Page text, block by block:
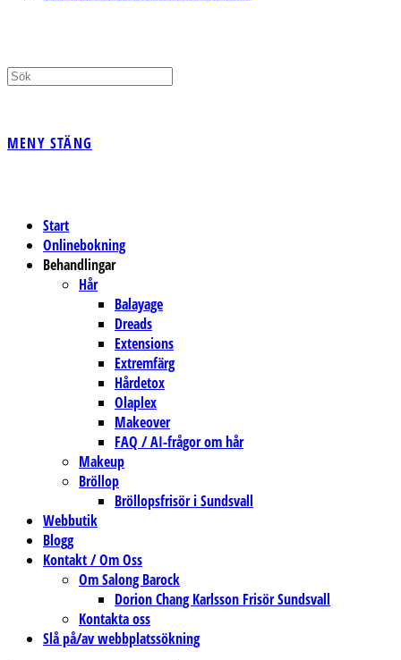
MENY STÄNG
Start
Onlinebokning
Behandlingar
Hår
Balayage
Dreads
Extensions
Extremfärg
Hårdetox
Olaplex
Makeover
FAQ / AI-frågor om hår
Makeup
Bröllop
Bröllopsfrisör i Sundsvall
Webbutik
Blogg
Kontakt / Om Oss
Om Salong Barock
Dorion Chang Karlsson Frisör Sundsvall
Kontakta oss
Slå på/av webbplatssökning